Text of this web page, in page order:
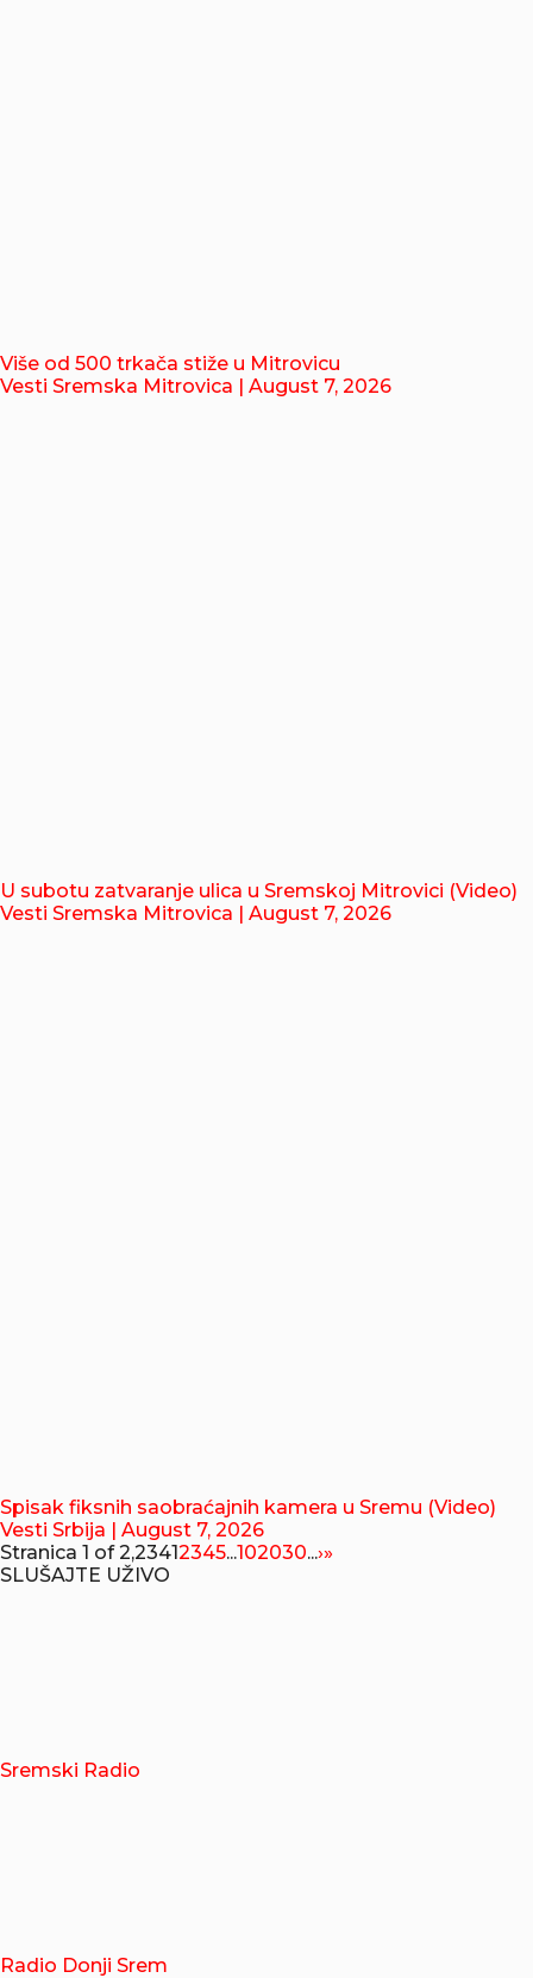
Više od 500 trkača stiže u Mitrovicu
Vesti Sremska Mitrovica | August 7, 2026
U subotu zatvaranje ulica u Sremskoj Mitrovici (Video)
Vesti Sremska Mitrovica | August 7, 2026
Spisak fiksnih saobraćajnih kamera u Sremu (Video)
Vesti Srbija | August 7, 2026
Stranica 1 of 2,23412345...102030...›»
SLUŠAJTE UŽIVO
Sremski Radio
Radio Donji Srem